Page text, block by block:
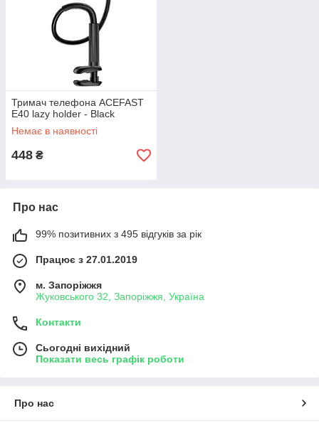
Тримач телефона ACEFAST
E40 lazy holder - Black
Немає в наявності
448 ₴
Про нас
99% позитивних з 495 відгуків за рік
Працює з 27.01.2019
м. Запоріжжя
Жуковського 32, Запоріжжя, Україна
Контакти
Сьогодні вихідний
Показати весь графік роботи
Про нас